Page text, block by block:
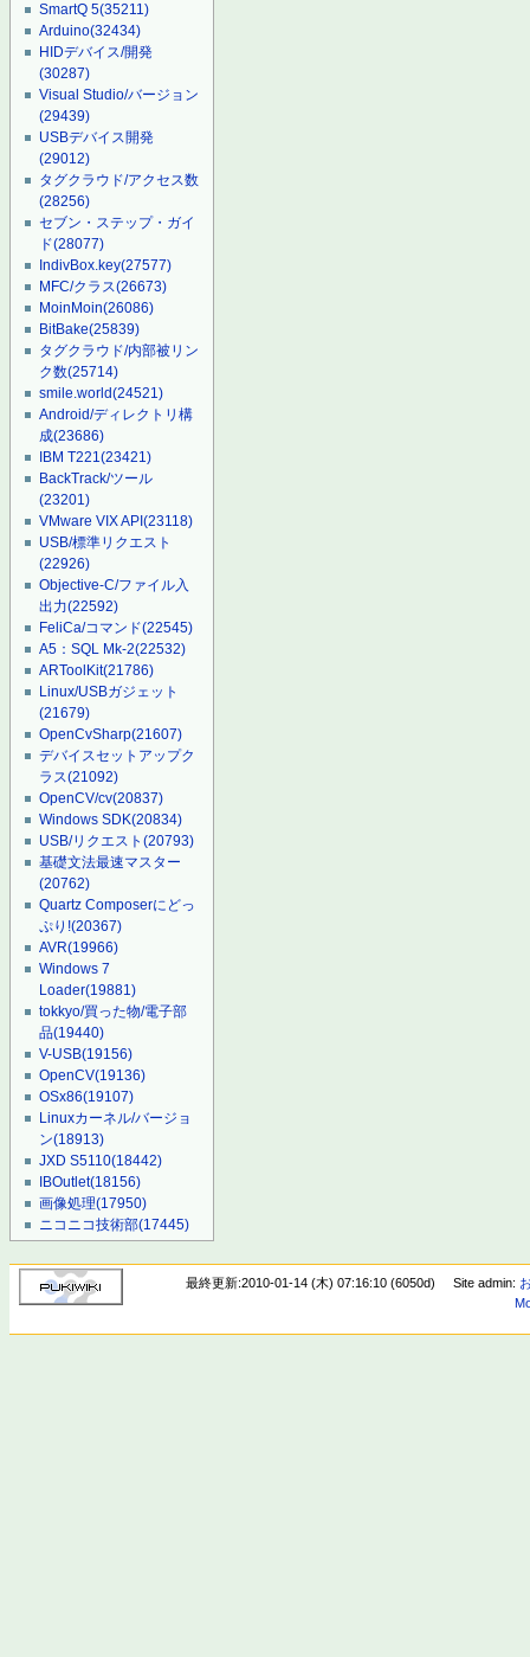
SmartQ 5(35211)
Arduino(32434)
HIDデバイス/開発
(30287)
Visual Studio/バージョン
(29439)
USBデバイス開発
(29012)
タグクラウド/アクセス数
(28256)
セブン・ステップ・ガイ
ド(28077)
IndivBox.key(27577)
MFC/クラス(26673)
MoinMoin(26086)
BitBake(25839)
タグクラウド/内部被リン
ク数(25714)
smile.world(24521)
Android/ディレクトリ構
成(23686)
IBM T221(23421)
BackTrack/ツール
(23201)
VMware VIX API(23118)
USB/標準リクエスト
(22926)
Objective-C/ファイル入
出力(22592)
FeliCa/コマンド(22545)
A5：SQL Mk-2(22532)
ARToolKit(21786)
Linux/USBガジェット
(21679)
OpenCvSharp(21607)
デバイスセットアップク
ラス(21092)
OpenCV/cv(20837)
Windows SDK(20834)
USB/リクエスト(20793)
基礎文法最速マスター
(20762)
Quartz Composerにどっ
ぷり!(20367)
AVR(19966)
Windows 7
Loader(19881)
tokkyo/買った物/電子部
品(19440)
V-USB(19156)
OpenCV(19136)
OSx86(19107)
Linuxカーネル/バージョ
ン(18913)
JXD S5110(18442)
IBOutlet(18156)
画像処理(17950)
ニコニコ技術部(17445)
最終更新:2010-01-14 (木) 07:16:10 (6050d) Site admin: